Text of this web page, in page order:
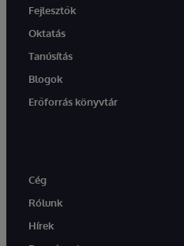
Fejlesztők
Oktatás
Tanúsítás
Blogok
Erőforrás könyvtár
Cég
Rólunk
Hírek